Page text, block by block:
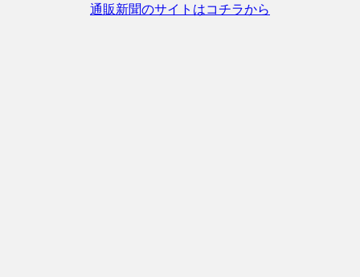
通販新聞のサイトはコチラから